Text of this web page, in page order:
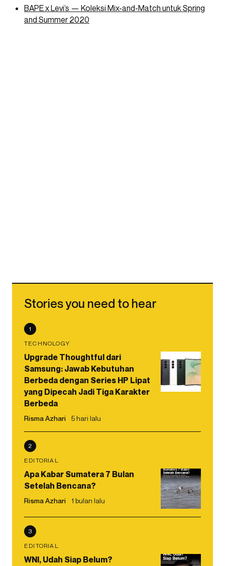
BAPE x Levi’s — Koleksi Mix-and-Match untuk Spring
and Summer 2020
Stories you need to hear
1
TECHNOLOGY
Upgrade Thoughtful dari
Samsung: Jawab Kebutuhan
Berbeda dengan Series HP Lipat
yang Dipecah Jadi Tiga Karakter
Berbeda
Risma Azhari 5 hari lalu
2
EDITORIAL
Apa Kabar Sumatera 7 Bulan
Setelah Bencana?
Risma Azhari 1 bulan lalu
3
EDITORIAL
WNI, Udah Siap Belum?